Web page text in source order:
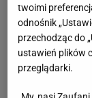
twoimi
odnośnik
przechodząc do
ustawień plików
przeglądarki.